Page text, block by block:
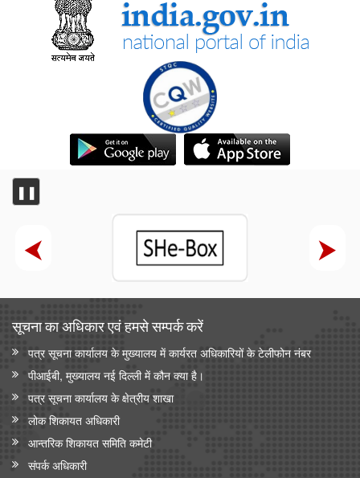
भारतीय प्रतिस्पर्धा आयोग (सीसीआई) ने ब्रिक्स प्रतिस्पर्धा प्राधिकरणों के
प्रमुखों की बैठक आयोजित की
❚❚
सूचना का अधिकार एवं हमसे सम्‍पर्क करें
पत्र सूचना कार्यालय के मुख्यालय में कार्यरत अधिकारियों के टेलीफोन नंबर
पीआईबी, मुख्यालय नई दिल्ली में कौन क्या है।
पत्र सूचना कार्यालय के क्षेत्रीय शाखा
लोक शिकायत अधिकारी
आन्‍तरिक शिकायत समिति कमेटी
संपर्क अधिकारी